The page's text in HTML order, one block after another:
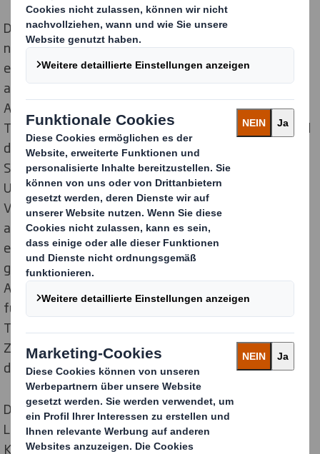
Die wichtigste Funktion der Transportverpackung ist
nach wie vor der Produktschutz. Die Ware muss in
einwandfreiem Zustand beim Konsumenten
ankommen. Dabei sollte die Verpackung exakt auf die
Anforderungen des Produktes sowie des spezifischen
Transportweges angepasst sein. Zu wenig Schutz und
das Produkt ist beschädigt. Zu viel, also unnötiger
Schutz, verursacht wiederum eine höhere
Umweltbelastung, höhere Kosten und kann zu
Verärgerung beim Shopper führen, der „Overpacking“
als negativ empfindet. Mit einem branchenweit
einzigartigen Tool stellen wir sicher, dass wir
gemeinsam mit unseren Kunden die tatsächlichen
Anforderungen an die Verpackung ermitteln und eine
für die jeweilige Kundenanforderung perfekte
Transportverpackung entwickeln. Eine enge
Zusammenarbeit zwischen dem Kunden und uns legt
dabei die Grundlage für den Erfolg.
Die Versandverpackung übernimmt weit mehr als nur
Logistikaufgaben. Sie ist zu einem wichtigen
Kommunikationstool zwischen Marke/Online-Händler